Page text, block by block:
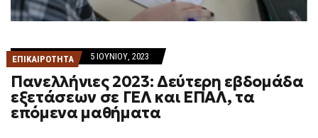
ΕΠΙΚΑΙΡΟΤΗΤΑ 5 ΙΟΥΝΊΟΥ, 2023
Πανελλήνιες 2023: Δεύτερη εβδομάδα
εξετάσεων σε ΓΕΛ και ΕΠΑΛ, τα
επόμενα μαθήματα